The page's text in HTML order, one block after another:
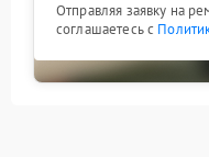
Отправляя заявку на
соглашаетесь с